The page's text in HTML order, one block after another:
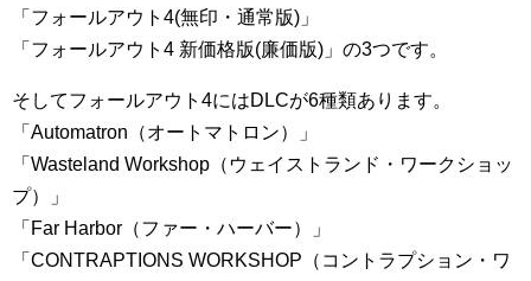
「フォールアウト4(無印・通常版)」
「フォールアウト4 新価格版(廉価版)」の3つです。
そしてフォールアウト4にはDLCが6種類あります。
「Automatron（オートマトロン）」
「Wasteland Workshop（ウェイストランド・ワークショッ
プ）」
「Far Harbor（ファー・ハーバー）」
「CONTRAPTIONS WORKSHOP（コントラプション・ワ